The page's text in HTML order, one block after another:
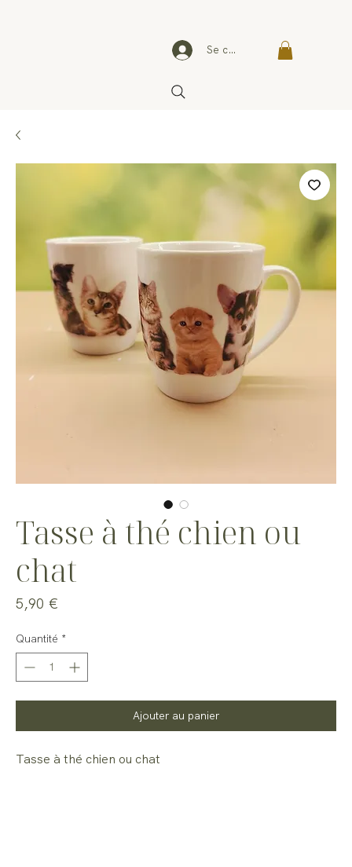
Se connecter
Tasse à thé chien ou
chat
5,90 €
Quantité *
Ajouter au panier
Tasse à thé chien ou chat